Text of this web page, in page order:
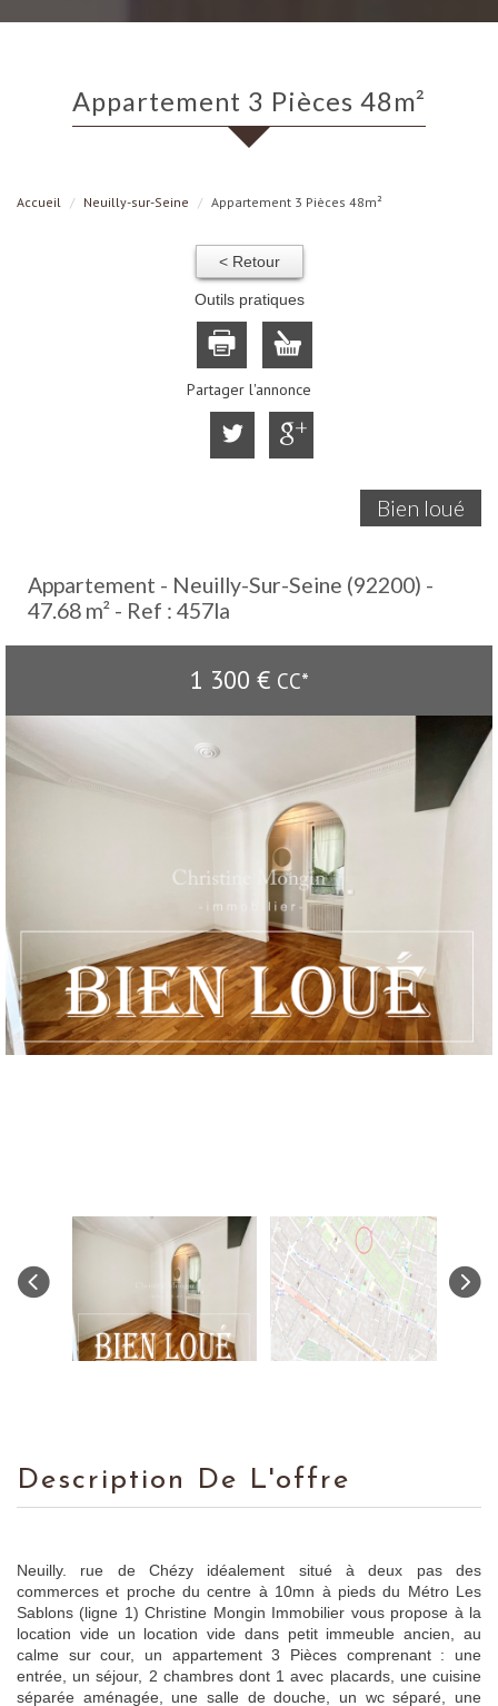
Appartement 3 Pièces 48m²
Accueil Neuilly-sur-Seine Appartement 3 Pièces 48m²
< Retour
Outils pratiques
Partager l'annonce
Bien loué
Appartement - Neuilly-Sur-Seine (92200) -
47.68 m² - Ref : 457la
1 300 € CC*
Description De L'offre
Neuilly. rue de Chézy idéalement situé à deux pas des
commerces et proche du centre à 10mn à pieds du Métro Les
Sablons (ligne 1) Christine Mongin Immobilier vous propose à la
location vide un location vide dans petit immeuble ancien, au
calme sur cour, un appartement 3 Pièces comprenant : une
entrée, un séjour, 2 chambres dont 1 avec placards, une cuisine
séparée aménagée, une salle de douche, un wc séparé, une